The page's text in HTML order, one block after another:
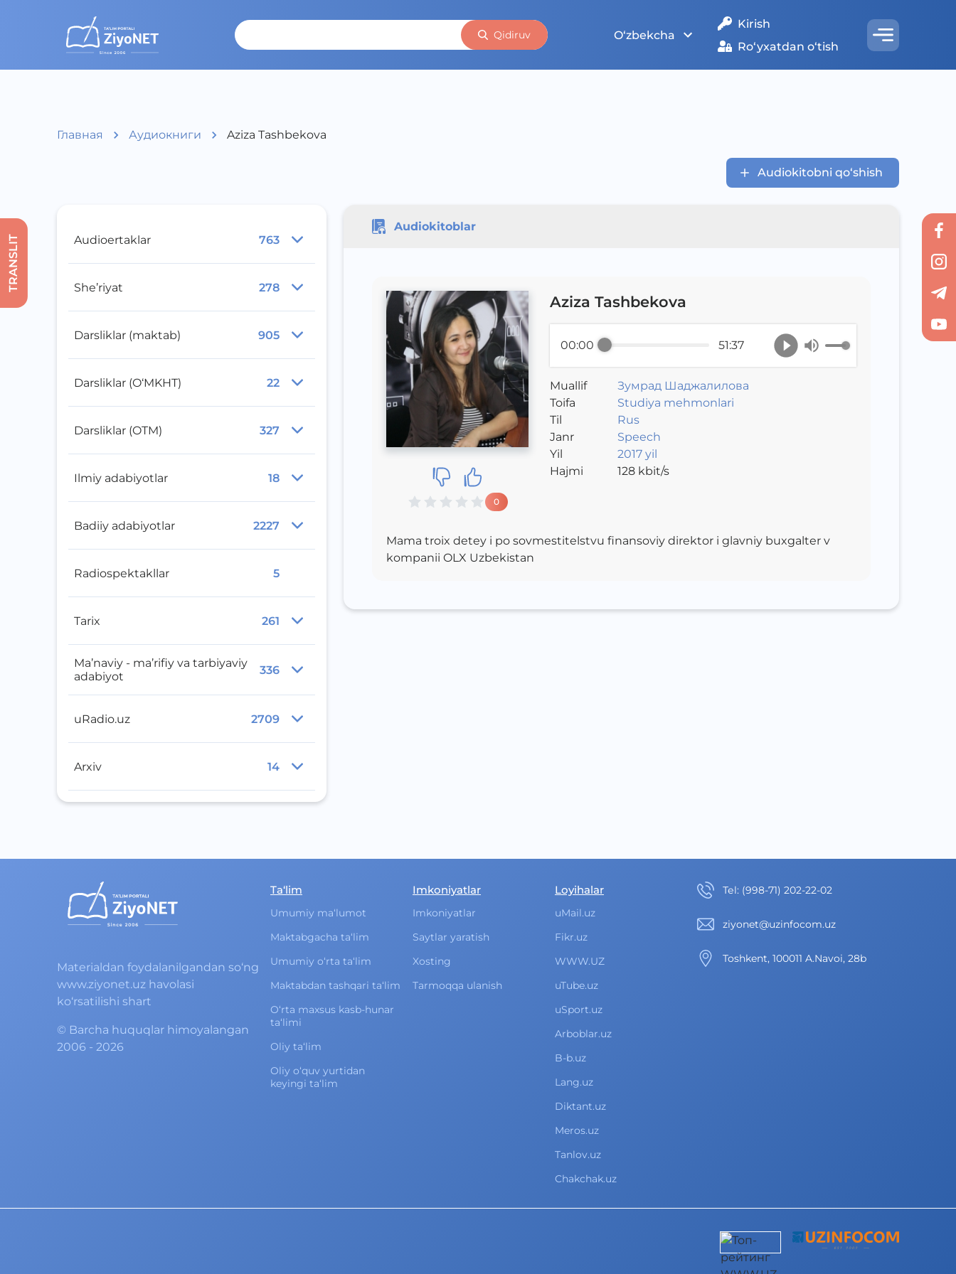
Qidiruv O‘zbekcha
Kirish
Ro‘yxatdan o‘tish
Главная Аудиокниги Aziza Tashbekova
Audiokitobni qo‘shish
Audioertaklar 763
She’riyat 278
Darsliklar (maktab) 905
Darsliklar (O‘MKHT) 22
Darsliklar (OTM) 327
Ilmiy adabiyotlar 18
Badiiy adabiyotlar 2227
Radiospektakllar 5
Tarix 261
Ma’naviy - ma’rifiy va tarbiyaviy
adabiyot
336
uRadio.uz 2709
Arxiv 14
Audiokitoblar
0
Aziza Tashbekova
00:00 51:37
Muallif
Зумрад Шаджалилова
Toifa
Studiya mehmonlari
Til
Rus
Janr
Speech
Yil
2017 yil
Hajmi
128kbit/s
Mama troix detey i po sovmestitelstvu finansoviy direktor i glavniy buxgalter v
kompanii OLX Uzbekistan
TRANSLIT
Materialdan foydalanilgandan so‘ng
www.ziyonet.uz havolasi
ko‘rsatilishi shart
© Barcha huquqlar himoyalangan
2006 - 2026
Ta‘lim
Umumiy ma‘lumot
Maktabgacha ta‘lim
Umumiy o‘rta ta‘lim
Maktabdan tashqari ta‘lim
O‘rta maxsus kasb-hunar
ta‘limi
Oliy ta‘lim
Oliy o‘quv yurtidan
keyingi ta‘lim
Imkoniyatlar
Imkoniyatlar
Saytlar yaratish
Xosting
Tarmoqqa ulanish
Loyihalar
uMail.uz
Fikr.uz
WWW.UZ
uTube.uz
uSport.uz
Arboblar.uz
B-b.uz
Lang.uz
Diktant.uz
Meros.uz
Tanlov.uz
Chakchak.uz
Теl: (998-71) 202-22-02
ziyonet@uzinfocom.uz
Toshkent, 100011 A.Navoi, 28b